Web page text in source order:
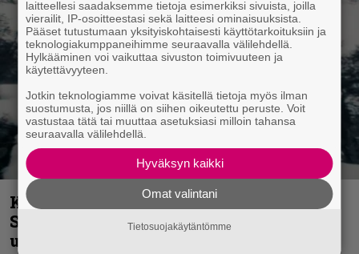
Kunnianosoitus hyiselle Pohjolalle –
Shining hyppäsi keskelle kinoksia
uudella videollaan
laitteellesi saadaksemme tietoja esimerkiksi sivuista, joilla
vierailit, IP-osoitteestasi sekä laitteesi ominaisuuksista.
Pääset tutustumaan yksityiskohtaisesti käyttötarkoituksiin ja
teknologiakumppaneihimme seuraavalla välilehdellä.
Hylkääminen voi vaikuttaa sivuston toimivuuteen ja
käytettävyyteen.
Jotkin teknologiamme voivat käsitellä tietoja myös ilman
suostumusta, jos niillä on siihen oikeutettu peruste. Voit
vastustaa tätä tai muuttaa asetuksiasi milloin tahansa
seuraavalla välilehdellä.
Hyväksyn kaikki
Omat valintani
Tietosuojakäytäntömme